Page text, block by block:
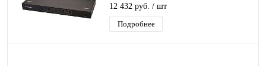
12 432 руб. / шт
Подробнее